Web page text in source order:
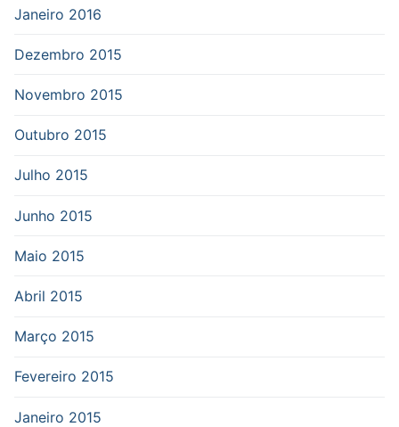
Janeiro 2016
Dezembro 2015
Novembro 2015
Outubro 2015
Julho 2015
Junho 2015
Maio 2015
Abril 2015
Março 2015
Fevereiro 2015
Janeiro 2015